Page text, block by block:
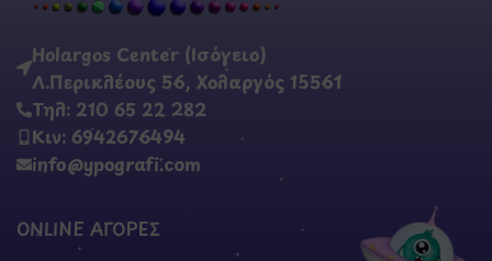
Holargos Center (Ισόγειο)
Λ.Περικλέους 56, Χολαργός 15561
Τηλ: 210 65 22 282
Κιν: 6942676494
info@ypografi.com
ONLINE ΑΓΟΡΕΣ